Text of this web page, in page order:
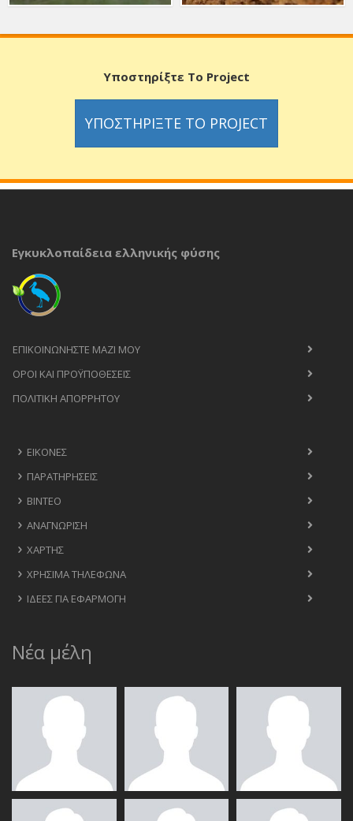
Υποστηρίξτε Το Project
ΥΠΟΣΤΗΡΊΞΤΕ ΤΟ PROJECT
Εγκυκλοπαίδεια ελληνικής φύσης
ΕΠΙΚΟΙΝΩΝΉΣΤΕ ΜΑΖΊ ΜΟΥ
ΟΡΟΙ ΚΑΙ ΠΡΟΫΠΟΘΈΣΕΙΣ
ΠΟΛΙΤΙΚΉ ΑΠΟΡΡΉΤΟΥ
ΕΙΚΌΝΕΣ
ΠΑΡΑΤΗΡΉΣΕΙΣ
ΒΊΝΤΕΟ
ΑΝΑΓΝΏΡΙΣΗ
ΧΆΡΤΗΣ
ΧΡΉΣΙΜΑ ΤΗΛΈΦΩΝΑ
ΙΔΈΕΣ ΓΙΑ ΕΦΑΡΜΟΓΉ
Νέα μέλη